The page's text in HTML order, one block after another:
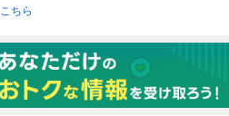
こちら